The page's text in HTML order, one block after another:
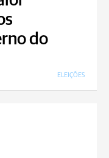
do
ELEIÇÕES